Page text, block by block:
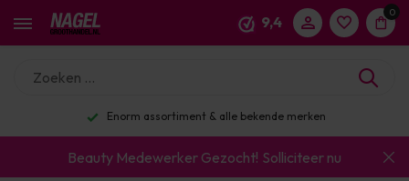
9,4
0
Enorm assortiment & alle bekende merken
Beauty Medewerker Gezocht! Solliciteer nu